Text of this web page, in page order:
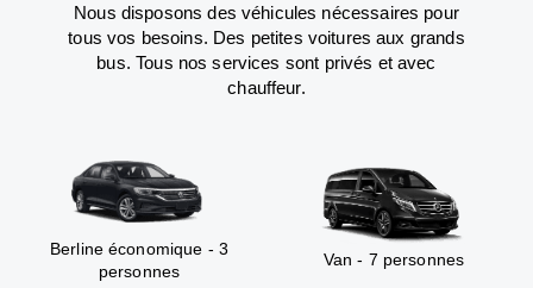
Nous disposons des véhicules nécessaires pour
tous vos besoins. Des petites voitures aux grands
bus. Tous nos services sont privés et avec
chauffeur.
Berline économique - 3
personnes
Van - 7 personnes